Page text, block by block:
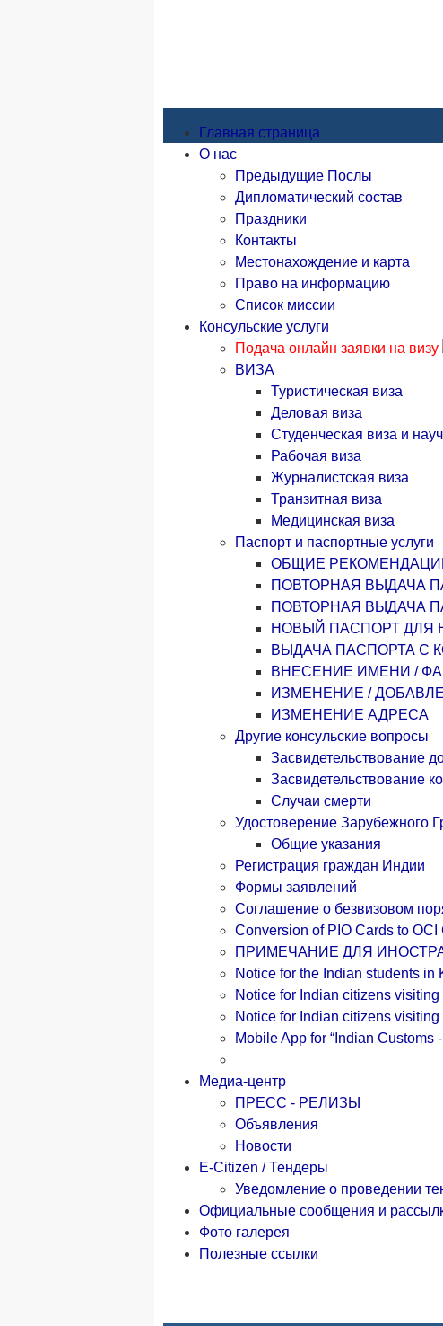
Главная страница
О нас
Предыдущие Послы
Дипломатический состав
Праздники
Контакты
Местонахождение и карта
Право на информацию
Список миссии
Консульские услуги
Подача онлайн заявки на визу
ВИЗА
Туристическая виза
Деловая виза
Студенческая виза и
Рабочая виза
Журналистская виза
Транзитная виза
Медицинская виза
Паспорт и паспортные услуги
ОБЩИЕ
ПОВТОРНАЯ ВЫДАЧА
ПОВТОРНАЯ ВЫДАЧА
НОВЫЙ ПАСПОРТ ДЛЯ
ВЫДАЧА ПАСПОРТА С
ВНЕСЕНИЕ ИМЕНИ /
ИЗМЕНЕНИЕ /
ИЗМЕНЕНИЕ АДРЕСА
Другие консульские вопросы
Засвидетельствование
Засвидетельствование
Случаи смерти
Удостоверение Зарубежного
Общие указания
Регистрация граждан Индии
Формы заявлений
Соглашение о безвизовом
Conversion of PIO Cards to
ПРИМЕЧАНИЕ ДЛЯ
Notice for the Indian students in
Notice for Indian citizens
Notice for Indian citizens visiting
Mobile App for “Indian Customs
Медиа-центр
ПРЕСС - РЕЛИЗЫ
Объявления
Новости
E-Citizen / Тендеры
Уведомление о проведении
Официальные сообщения и
Фото галерея
Полезные ссылки